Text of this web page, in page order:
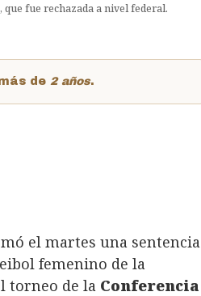
fue rechazada a nivel federal.
de 2 años.
el martes una sentencia
femenino de la
torneo de la Conferencia